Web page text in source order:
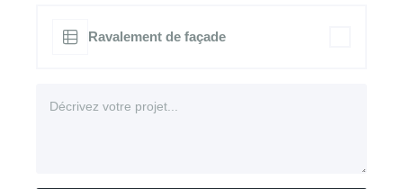
Ravalement de façade